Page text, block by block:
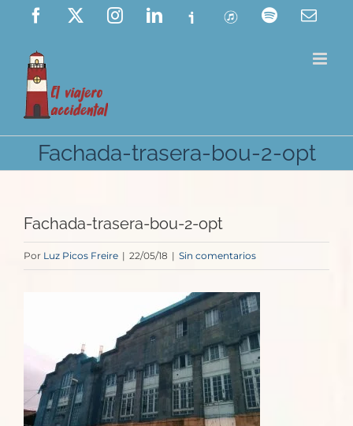
Saltar
contenido
Facebook InstagramLinkedIn
Ivoox ITunes Spotify
Fachada-trasera-bou-2-opt
Fachada-trasera-bou-2-opt
Por Luz Picos Freire | 22/05/18 | Sin comentarios